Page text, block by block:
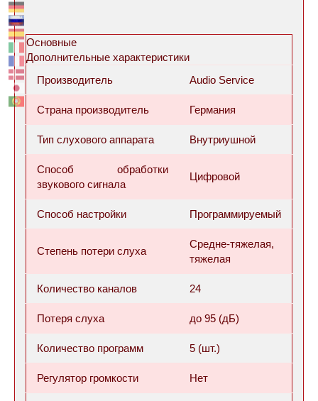
Основные
Дополнительные характеристики
Производитель
Audio Service
Страна производитель Германия
Тип слухового аппарата Внутриушной
Способ обработки
звукового сигнала
Цифровой
Способ настройки Программируемый
Степень потери слуха
Средне-тяжелая,
тяжелая
Количество каналов 24
Потеря слуха до 95 (дБ)
Количество программ 5 (шт.)
Регулятор громкости Нет